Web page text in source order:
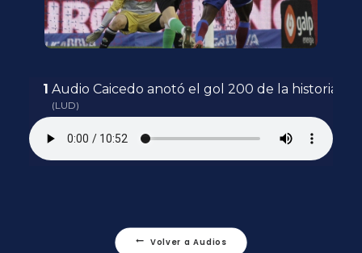
Audio Caicedo anotó el gol 200 de la historia
(LUD)
Volver a Audios